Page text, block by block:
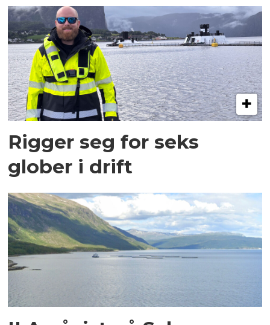
Rigger seg for seks
glober i drift